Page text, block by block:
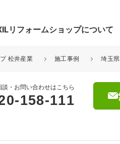
屋根・外壁
リフォームショップについて
松井産業 施工事例 埼玉県吉川市I様
談・お問い合わせはこちら
158-111